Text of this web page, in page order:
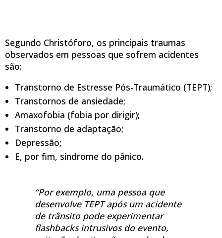
Segundo Christóforo, os principais traumas
observados em pessoas que sofrem acidentes
são:
Transtorno de Estresse Pós-Traumático (TEPT);
Transtornos de ansiedade;
Amaxofobia (fobia por dirigir);
Transtorno de adaptação;
Depressão;
E, por fim, síndrome do pânico.
“Por exemplo, uma pessoa que
desenvolve TEPT após um acidente
de trânsito pode experimentar
flashbacks intrusivos do evento,